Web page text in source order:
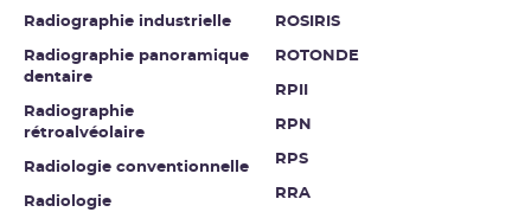
Radiographie industrielle
Radiographie panoramique
dentaire
Radiographie
rétroalvéolaire
Radiologie conventionnelle
Radiologie
ROSIRIS
ROTONDE
RPII
RPN
RPS
RRA